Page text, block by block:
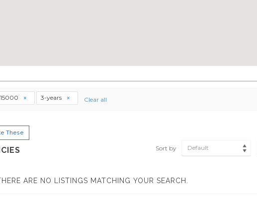
3-years Clear all
These
Sort by Default
ARE NO LISTINGS MATCHING YOUR SEARCH.